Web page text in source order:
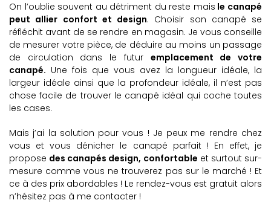
On l’oublie souvent au détriment du reste mais le canapé
peut allier confort et design. Choisir son canapé se
réfléchit avant de se rendre en magasin. Je vous conseille
de mesurer votre pièce, de déduire au moins un passage
de circulation dans le futur emplacement de votre
canapé. Une fois que vous avez la longueur idéale, la
largeur idéale ainsi que la profondeur idéale, il n’est pas
chose facile de trouver le canapé idéal qui coche toutes
les cases.
Mais j’ai la solution pour vous ! Je peux me rendre chez
vous et vous dénicher le canapé parfait ! En effet, je
propose des canapés design, confortable et surtout sur-
mesure comme vous ne trouverez pas sur le marché ! Et
ce à des prix abordables ! Le rendez-vous est gratuit alors
n’hésitez pas à me contacter !